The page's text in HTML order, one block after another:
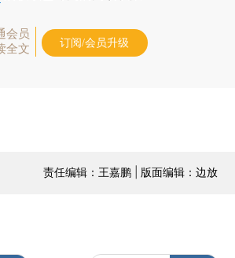
会员
全文
订阅/会员升级
责任编辑：王嘉鹏 | 版面编辑：边放